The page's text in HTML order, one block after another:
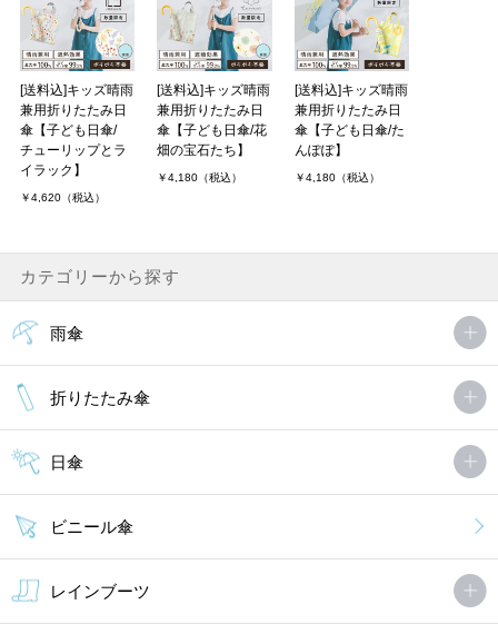
[送料込]キッズ晴雨
兼用折りたたみ日
傘【子ども日傘/
チューリップとラ
イラック】
￥4,620（税込）
[送料込]キッズ晴雨
兼用折りたたみ日
傘【子ども日傘/花
畑の宝石たち】
￥4,180（税込）
[送料込]キッズ晴雨
兼用折りたたみ日
傘【子ども日傘/た
んぽぽ】
￥4,180（税込）
カテゴリーから探す
雨傘
折りたたみ傘
日傘
ビニール傘
レインブーツ